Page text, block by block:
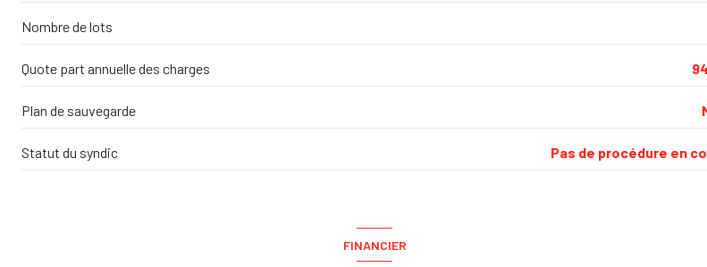
Nombre de lots
Quote part annuelle des charges
Plan de sauvegarde
Statut du syndic Pas de procédure en
FINANCIER